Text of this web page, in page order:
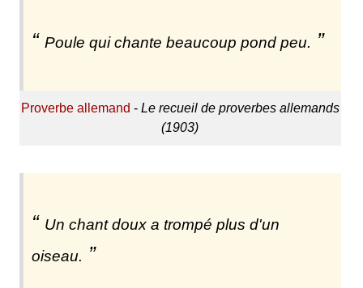
Poule qui chante beaucoup pond peu.
Proverbe allemand - Le recueil de proverbes allemands
(1903)
Un chant doux a trompé plus d'un
oiseau.